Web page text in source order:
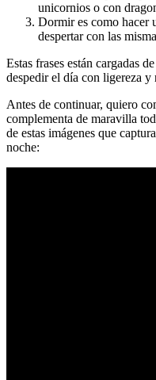
unicornios o con
Dormir es como hacer
despertar con las
Estas frases están cargadas
despedir el día con ligereza y
Antes de continuar, quiero
complementa de maravilla
de estas imágenes que
noche: